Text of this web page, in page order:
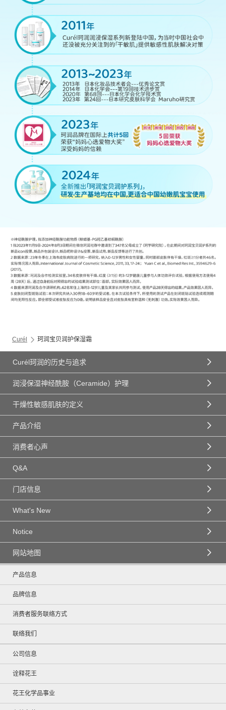
Curél 珂润宝贝润护保湿霜
Curél珂润的历史与追求
润浸保湿神经酰胺（Ceramide）护理
干燥性敏感肌肤的定义
产品介绍
消费者心声
Q&A
门店信息
What's New
Notice
网站地图
产品信息
品牌信息
消费者服务联络方式
联络我们
公司信息
诠释花王
花王化学品事业